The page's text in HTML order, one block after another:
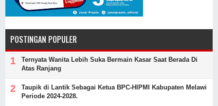
POSTINGAN POPULER
Ternyata Wanita Lebih Suka Bermain Kasar Saat Berada Di
Atas Ranjang
Taupik di Lantik Sebagai Ketua BPC-HIPMI Kabupaten Melawi
Periode 2024-2028.